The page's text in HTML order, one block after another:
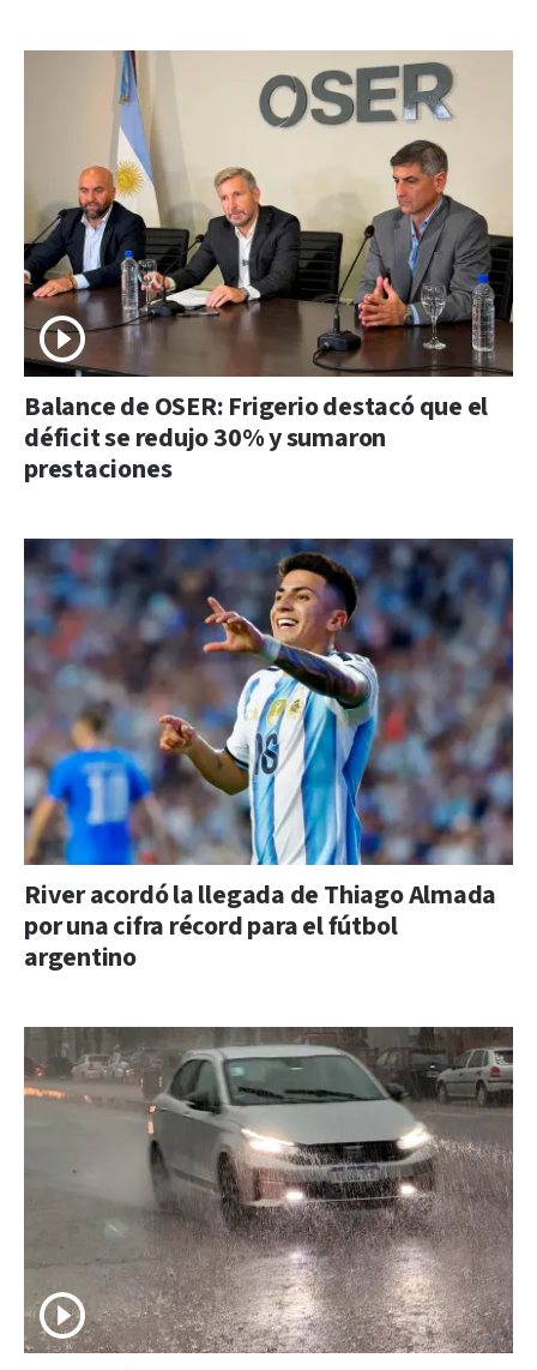
Balance de OSER: Frigerio destacó que el
déficit se redujo 30% y sumaron
prestaciones
River acordó la llegada de Thiago Almada
por una cifra récord para el fútbol
argentino